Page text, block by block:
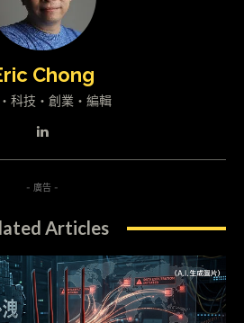
Chong
科技・創業・編輯
- 廣告 -
Articles